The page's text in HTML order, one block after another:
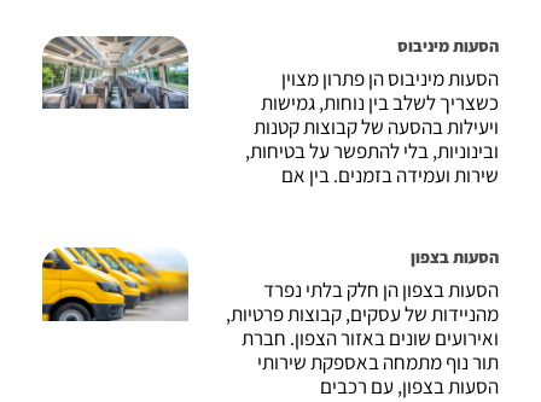
הסעות מיניבוס
הסעות מיניבוס הן פתרון מצוין
כשצריך לשלב בין נוחות, גמישות
ויעילות בהסעה של קבוצות קטנות
ובינוניות, בלי להתפשר על בטיחות,
שירות ועמידה בזמנים. בין אם
הסעות בצפון
הסעות בצפון הן חלק בלתי נפרד
מהניידות של עסקים, קבוצות פרטיות,
ואירועים שונים באזור הצפון. חברת
תור נוף מתמחה באספקת שירותי
הסעות בצפון, עם רכבים